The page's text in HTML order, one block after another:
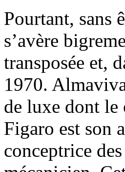
Pourtant, sans
s’avère
transposée et,
1970.
de luxe dont le
Figaro est son
conceptrice